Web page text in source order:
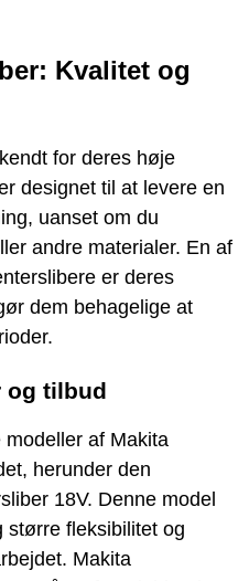
Kvalitet og
for deres høje
designet til at levere en
uanset om du
andre materialer. En af
er deres
dem behagelige at
og tilbud
af Makita
herunder den
18V. Denne model
større fleksibilitet og
Makita